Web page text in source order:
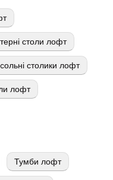
столи лофт
столики лофт
лофт
Тумби лофт